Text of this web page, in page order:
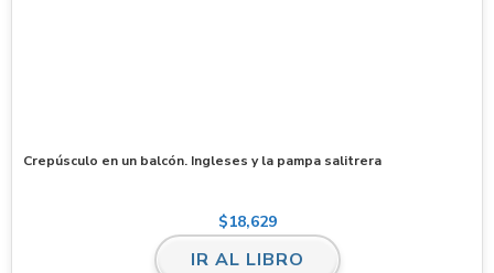
Crepúsculo en un balcón. Ingleses y la pampa salitrera
$18,629
IR AL LIBRO